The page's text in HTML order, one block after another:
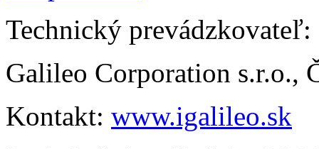
Technický prevádzkovateľ:
Galileo Corporation s.r.o.,
Kontakt: www.igalileo.sk